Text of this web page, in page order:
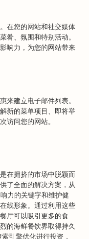
在您的网站和社交媒体
肴、氛围和特别活动。
响力，为您的网站带来
来建立电子邮件列表。
新的菜单项目、即将举
访问您的网站。
在拥挤的市场中脱颖而
了全面的解决方案，从
力的关键字和维护健
线形象。通过利用这些
厅可以吸引更多的食
的海鲜餐饮界取得持久
引擎优化进行投资，